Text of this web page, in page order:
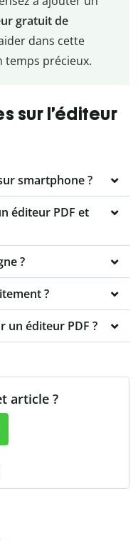
gratuit de
dans cette
temps précieux.
sur l’éditeur
smartphone ?
éditeur PDF et
?
?
un éditeur PDF ?
article ?